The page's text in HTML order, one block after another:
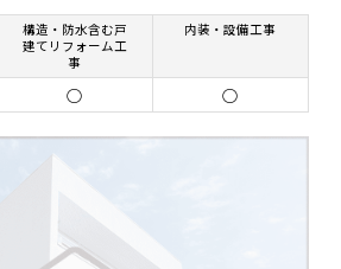
構造・防水含む戸
建てリフォーム工
事
内装・設備工事
○ ○